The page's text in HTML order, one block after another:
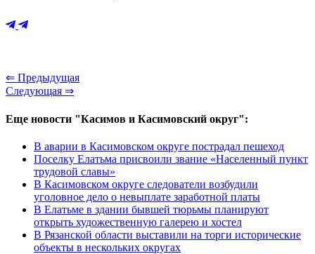
⇐ Предыдущая
Следующая ⇒
Еще новости "Касимов и Касимовский округ":
В аварии в Касимовском округе пострадал пешеход
Поселку Елатьма присвоили звание «Населенный пункт
трудовой славы»
В Касимовском округе следователи возбудили
уголовное дело о невыплате заработной платы
В Елатьме в здании бывшей тюрьмы планируют
открыть художественную галерею и хостел
В Рязанской области выставили на торги исторические
объекты в нескольких округах